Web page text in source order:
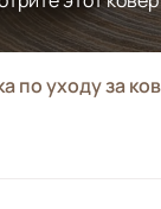
по уходу за